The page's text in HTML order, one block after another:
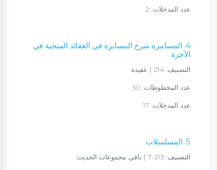
عدد المدخلات:
4. المسامرة شرح المسايرة في العقائد المنجية في
الآخرة
التصنيف:
عدد المخطوطات:
عدد المدخلات:
5. المسلسلات
التصنيف: